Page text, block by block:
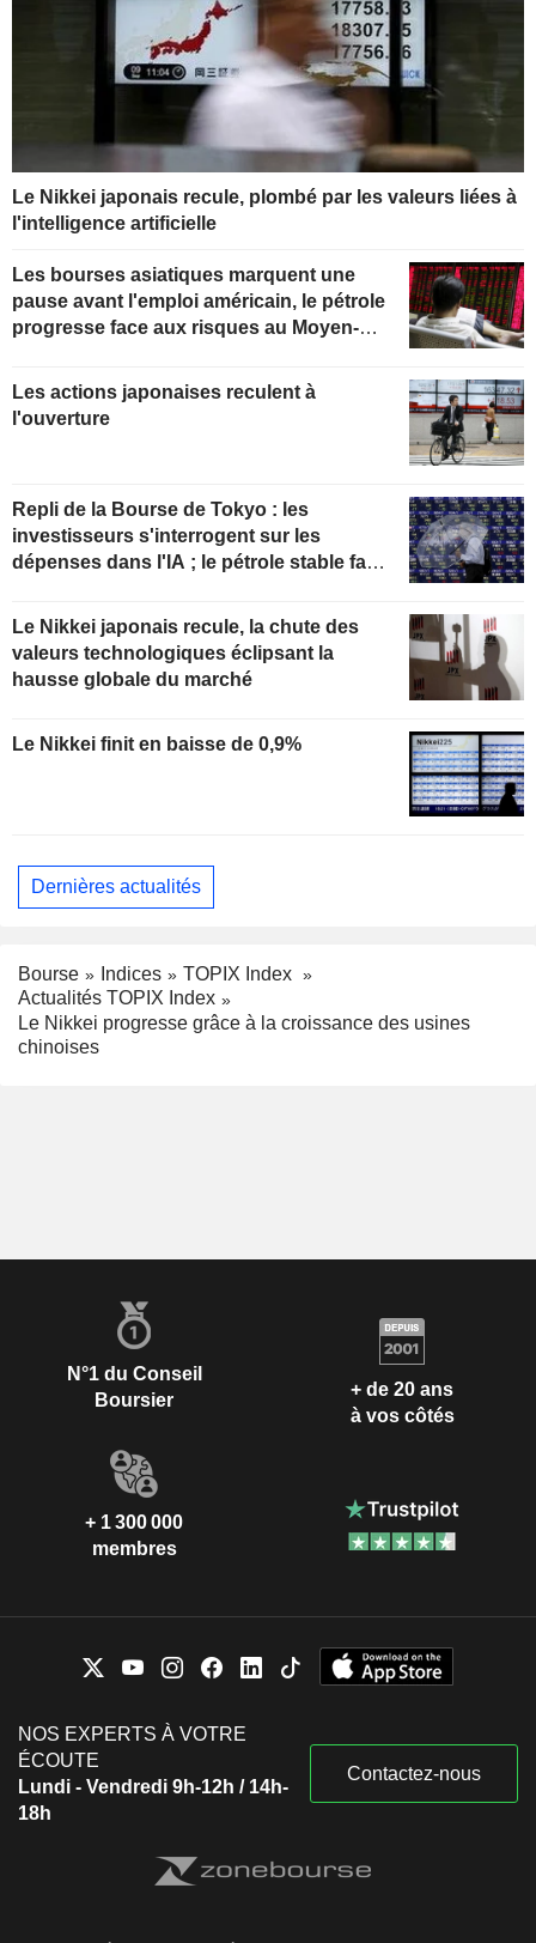
Le Nikkei japonais recule, plombé par les valeurs liées à
l'intelligence artificielle
Les bourses asiatiques marquent une
pause avant l'emploi américain, le pétrole
progresse face aux risques au Moyen-
Les actions japonaises reculent à
l'ouverture
Repli de la Bourse de Tokyo : les
investisseurs s'interrogent sur les
dépenses dans l'IA ; le pétrole stable face
Unis et l'Iran
Le Nikkei japonais recule, la chute des
valeurs technologiques éclipsant la
hausse globale du marché
Le Nikkei finit en baisse de 0,9%
Dernières actualités
Bourse Indices
TOPIX Index
Actualités TOPIX Index
Le Nikkei progresse grâce à la croissance des usines
chinoises
N°1 du Conseil
Boursier
+ de 20 ans
à vos côtés
+ 1 300 000
membres
NOS EXPERTS À VOTRE
ÉCOUTE
Lundi - Vendredi 9h-12h / 14h-
18h
Contactez-nous